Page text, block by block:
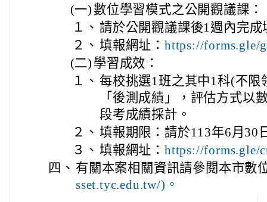
(一) 數位學習模式之公開觀議課：
１、 請於公開觀議課後1週內完成
２、 填報網址： https://forms.gle/
(二) 學習成效：
１、 每校挑選1班之其中1科(不
「後測成績」，評估方式以
段考成績採計。
２、 填報期限：請於113年6月30
３、 填報網址： https://forms.gle/
四、 有關本案相關資訊請參閱本市數
sset.tyc.edu.tw/)。